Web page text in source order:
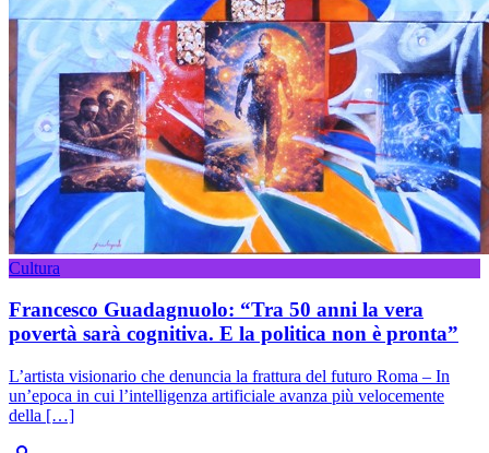
Cultura
Francesco Guadagnuolo: “Tra 50 anni la vera
povertà sarà cognitiva. E la politica non è pronta”
L’artista visionario che denuncia la frattura del futuro Roma – In
un’epoca in cui l’intelligenza artificiale avanza più velocemente
della […]